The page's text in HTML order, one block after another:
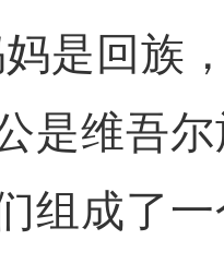
回族，
是维吾
组成了